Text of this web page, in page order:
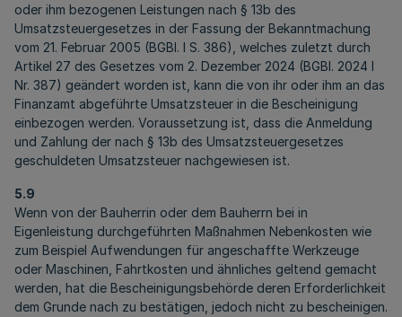
oder ihm bezogenen Leistungen nach § 13b des
Umsatzsteuergesetzes in der Fassung der Bekanntmachung
vom 21. Februar 2005 (BGBl. I S. 386), welches zuletzt durch
Artikel 27 des Gesetzes vom 2. Dezember 2024 (BGBl. 2024 I
Nr. 387) geändert worden ist, kann die von ihr oder ihm an das
Finanzamt abgeführte Umsatzsteuer in die Bescheinigung
einbezogen werden. Voraussetzung ist, dass die Anmeldung
und Zahlung der nach § 13b des Umsatzsteuergesetzes
geschuldeten Umsatzsteuer nachgewiesen ist.
5.9
Wenn von der Bauherrin oder dem Bauherrn bei in
Eigenleistung durchgeführten Maßnahmen Nebenkosten wie
zum Beispiel Aufwendungen für angeschaffte Werkzeuge
oder Maschinen, Fahrtkosten und ähnliches geltend gemacht
werden, hat die Bescheinigungsbehörde deren Erforderlichkeit
dem Grunde nach zu bestätigen, jedoch nicht zu bescheinigen.